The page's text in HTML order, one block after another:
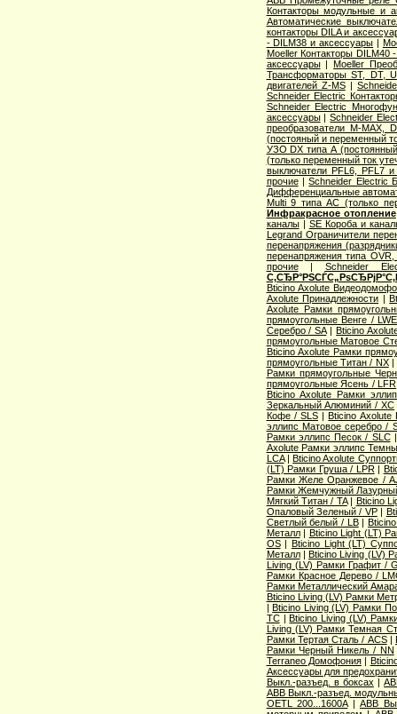
Контакторы модульные и
Автоматические
контакторы DILA и
- DILM38 и аксессуары |
Moeller Контакторы DILM40
аксессуары|Moeller
Трансформаторы ST, DT,
двигателей Z-MS|
Schneider Electric
Schneider Electric
аксессуары|Schneider
преобразователи M-MAX,
(постояный и переменный
УЗО DX типа А
(только переменный ток
выключатели PFL6, PFL7 и
прочие|Schneider Electric
Дифференциальные
Multi 9 типа АС (только
Инфракрасное отопление
каналы| SE Короба и
Legrand Ограничители
перенапряжения
перенапряжения типа
прочие|Schneider
Bticino Axolute
Axolute Принадлежности |
Axolute Рамки
прямоугольные Венге / LWE
Серебро / SA|Bticino
прямоугольные Матовое
Bticino Axolute Рамки
прямоугольные Титан / NX|
Рамки прямоугольные
прямоугольные Ясень / LFR
Bticino Axolute Рамки
Зеркальный Алюминий / XC
Кофе / SLS|Bticino Axolute
эллипс Матовое серебро /
Рамки эллипс Песок / SLC
Axolute Рамки эллипс
LCA|Bticino Axolute
(LT) Рамки Груша / LPR|
Рамки Желе Оранжевое /
Рамки Жемчужный
Мягкий Титан / TA| Bticino
Опаловый Зеленый / VP|
Светлый белый / LB|
Металл| Bticino Light (LT)
OS| Bticino Light (LT)
Металл|Bticino Living (LV)
Living (LV) Рамки Графит /
Рамки Красное Дерево /
Рамки Металлический
Bticino Living (LV) Рамки
|Bticino Living (LV) Рамки
TC|Bticino Living (LV)
Living (LV) Рамки Темная
Рамки Тертая Сталь / ACS|
Рамки Черный Никель / NN
Terraneo Домофония|
Аксессуары для
Выкл.-разъед. в боксах |
ABB Выкл.-разъед.
OETL 200...1600A| ABB